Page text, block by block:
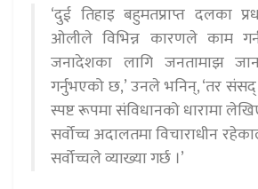
‘दुई तिहाइ बहुमतप्राप्त दलका
ओलीले विभिन्न कारणले काम
जनादेशका लागि जनतामाझ
गर्नुभएको छ,’ उनले भनिन्, ‘तर
स्पष्ट रूपमा संविधानको धारामा
सर्वोच्च अदालतमा विचाराधीन
सर्वोच्चले व्याख्या गर्छ ।’